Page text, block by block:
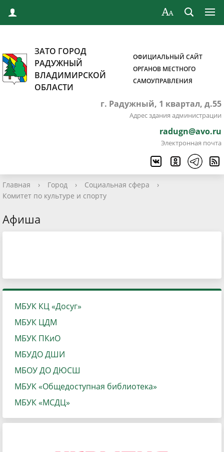
ЗАТО ГОРОД
РАДУЖНЫЙ
ВЛАДИМИРСКОЙ
ОБЛАСТИ
ОФИЦИАЛЬНЫЙ САЙТ
ОРГАНОВ МЕСТНОГО
САМОУПРАВЛЕНИЯ
г. Радужный, 1 квартал, д.55
Адрес здания администрации
radugn@avo.ru
Электронная почта
Главная › Город › Социальная сфера
›
Комитет по культуре и спорту
Афиша
МБУК КЦ «Досуг»
МБУК ЦДМ
МБУК ПКиО
МБУДО ДШИ
МБОУ ДО ДЮСШ
МБУК «Общедоступная библиотека»
МБУК «МСДЦ»